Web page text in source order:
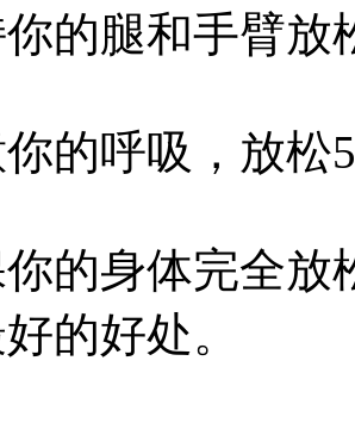
腿和手臂放
呼吸，放松5
身体完全放
的好处。